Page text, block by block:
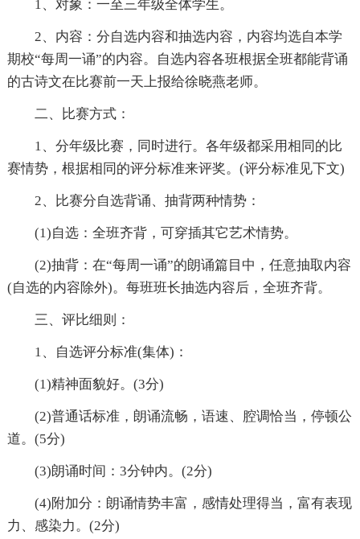
1、对象：一至三年级全体学生。
2、内容：分自选内容和抽选内容，内容均选自本学
期校“每周一诵”的内容。自选内容各班根据全班都能背诵
的古诗文在比赛前一天上报给徐晓燕老师。
二、比赛方式：
1、分年级比赛，同时进行。各年级都采用相同的比
赛情势，根据相同的评分标准来评奖。(评分标准见下文)
2、比赛分自选背诵、抽背两种情势：
(1)自选：全班齐背，可穿插其它艺术情势。
(2)抽背：在“每周一诵”的朗诵篇目中，任意抽取内容
(自选的内容除外)。每班班长抽选内容后，全班齐背。
三、评比细则：
1、自选评分标准(集体)：
(1)精神面貌好。(3分)
(2)普通话标准，朗诵流畅，语速、腔调恰当，停顿公
道。(5分)
(3)朗诵时间：3分钟内。(2分)
(4)附加分：朗诵情势丰富，感情处理得当，富有表现
力、感染力。(2分)